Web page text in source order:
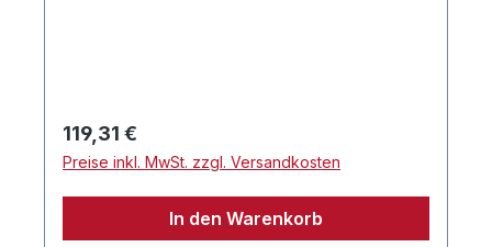
Regulärer Preis:
119,31 €
Preise inkl. MwSt. zzgl. Versandkosten
In den Warenkorb